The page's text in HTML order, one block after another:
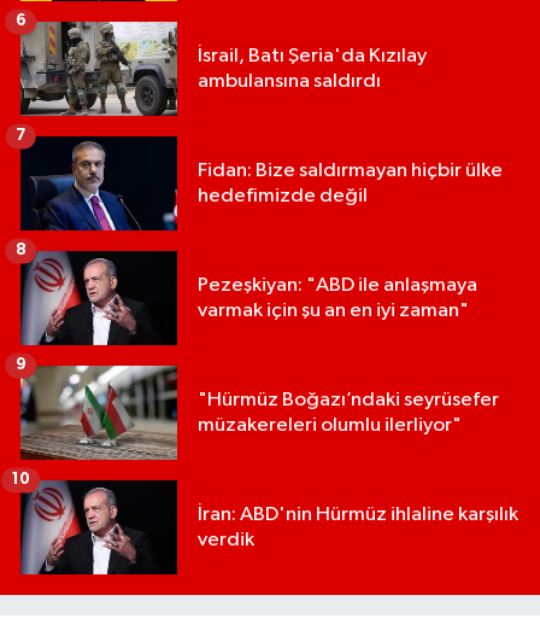
İsrail, Batı Şeria'da Kızılay
ambulansına saldırdı
6
Fidan: Bize saldırmayan hiçbir ülke
hedefimizde değil
7
Pezeşkiyan: "ABD ile anlaşmaya
varmak için şu an en iyi zaman"
8
"Hürmüz Boğazı’ndaki seyrüsefer
müzakereleri olumlu ilerliyor"
9
İran: ABD'nin Hürmüz ihlaline karşılık
verdik
10